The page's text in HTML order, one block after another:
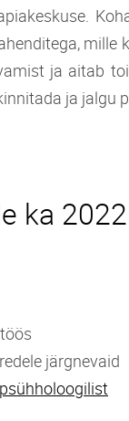
mille
ja aitab
ja jalgu
ka 2022
järgnevaid
sühholoogilist